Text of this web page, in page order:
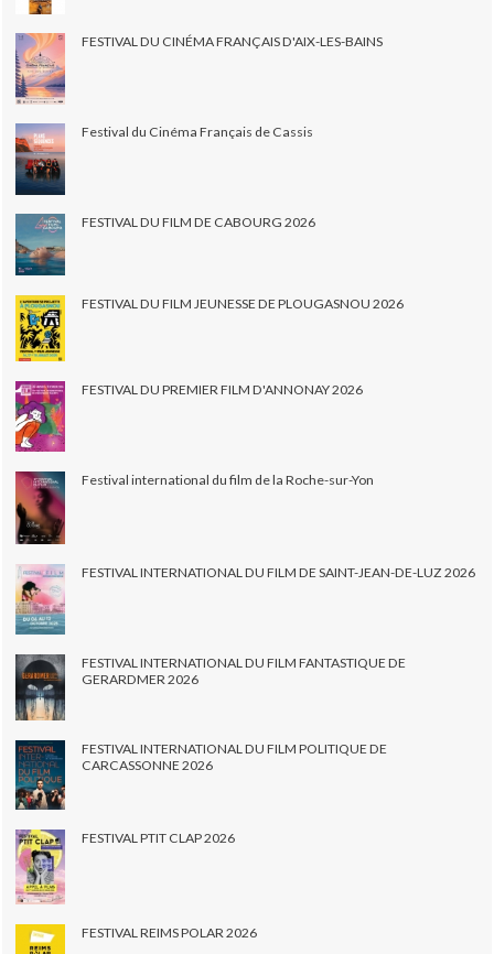
FESTIVAL DU CINÉMA FRANÇAIS D'AIX-LES-BAINS
Festival du Cinéma Français de Cassis
FESTIVAL DU FILM DE CABOURG 2026
FESTIVAL DU FILM JEUNESSE DE PLOUGASNOU 2026
FESTIVAL DU PREMIER FILM D'ANNONAY 2026
Festival international du film de la Roche-sur-Yon
FESTIVAL INTERNATIONAL DU FILM DE SAINT-JEAN-DE-LUZ 2026
FESTIVAL INTERNATIONAL DU FILM FANTASTIQUE DE
GERARDMER 2026
FESTIVAL INTERNATIONAL DU FILM POLITIQUE DE
CARCASSONNE 2026
FESTIVAL PTIT CLAP 2026
FESTIVAL REIMS POLAR 2026